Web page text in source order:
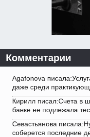
Комментарии
Agafonova
даже среди
Кирилл писал:Счета в
банке не подлежала
Севастьянова
соберется последние